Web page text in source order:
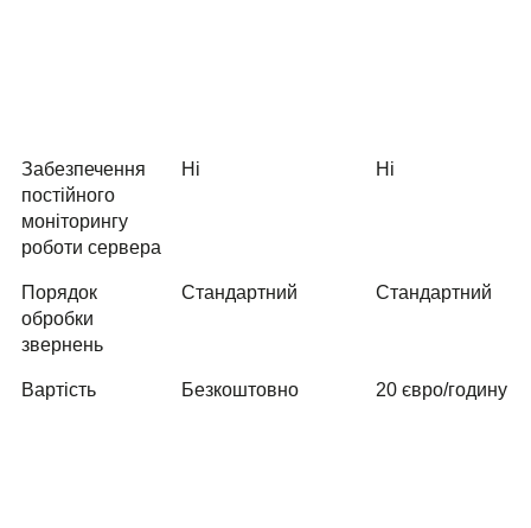
Забезпечення
постійного
моніторингу
роботи сервера
Ні Ні
Порядок
обробки
звернень
Стандартний Стандартний
Вартість Безкоштовно 20 євро/годину